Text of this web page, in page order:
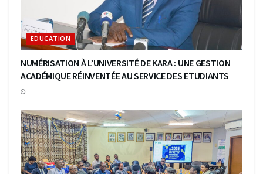
EDUCATION
NUMÉRISATION À L’UNIVERSITÉ DE KARA : UNE GESTION
ACADÉMIQUE RÉINVENTÉE AU SERVICE DES ETUDIANTS